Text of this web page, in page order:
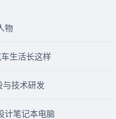
物
生活长这样
技术研发
计笔记本电脑